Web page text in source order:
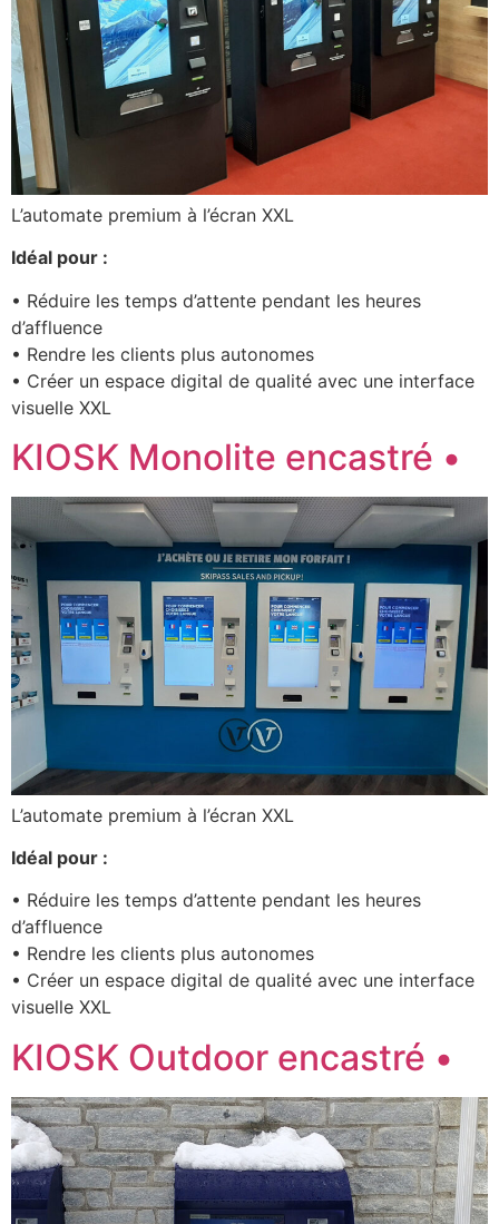
L’automate premium à l’écran XXL
Idéal pour :
• Réduire les temps d’attente pendant les heures
d’affluence
• Rendre les clients plus autonomes
• Créer un espace digital de qualité avec une interface
visuelle XXL
KIOSK Monolite encastré •
L’automate premium à l’écran XXL
Idéal pour :
• Réduire les temps d’attente pendant les heures
d’affluence
• Rendre les clients plus autonomes
• Créer un espace digital de qualité avec une interface
visuelle XXL
KIOSK Outdoor encastré •